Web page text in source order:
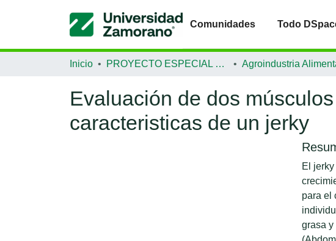
Comunidades Todo
Inicio PROYECTO ESPECIAL DE GRADUACIÓN Agroindustria
Evaluación de dos
caracteristicas de un jerky
El
para el
grasa y